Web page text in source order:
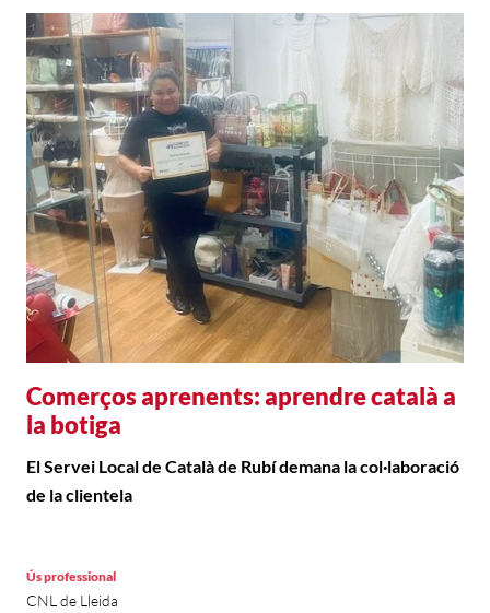
Comerços aprenents: aprendre català a
la botiga
El Servei Local de Català de Rubí demana la col·laboració
de la clientela
Ús professional
CNL de Lleida